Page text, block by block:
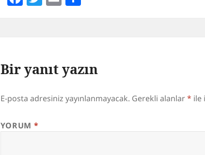
Bir yanıt yazın
E-posta adresiniz yayınlanmayacak. Gerekli alanlar* ile
YORUM *